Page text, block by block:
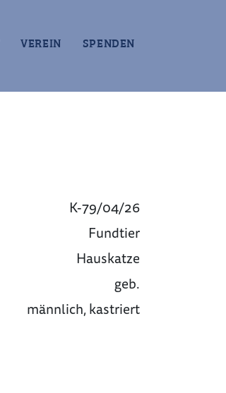
VEREIN SPENDEN
K-79/04/26
Fundtier
Hauskatze
geb.
männlich, kastriert